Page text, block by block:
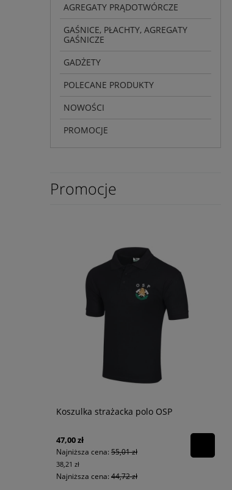
AGREGATY PRĄDOTWÓRCZE
GAŚNICE, PŁACHTY, AGREGATY
GAŚNICZE
GADŻETY
POLECANE PRODUKTY
NOWOŚCI
PROMOCJE
Promocje
Koszulka strażacka polo OSP
47,00 zł
Najniższa cena: 55,01 zł
38,21 zł
Najniższa cena: 44,72 zł